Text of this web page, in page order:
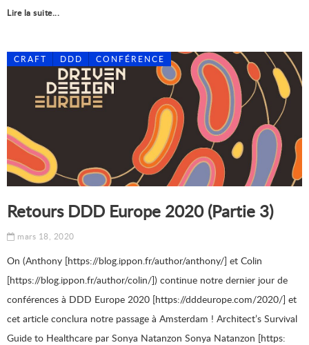
Lire la suite...
CRAFT DDD CONFÉRENCE
Retours DDD Europe 2020 (Partie 3)
mars 18, 2020
On (Anthony [https://blog.ippon.fr/author/anthony/] et Colin
[https://blog.ippon.fr/author/colin/]) continue notre dernier jour de
conférences à DDD Europe 2020 [https://dddeurope.com/2020/] et
cet article conclura notre passage à Amsterdam ! Architect’s Survival
Guide to Healthcare par Sonya Natanzon Sonya Natanzon [https: